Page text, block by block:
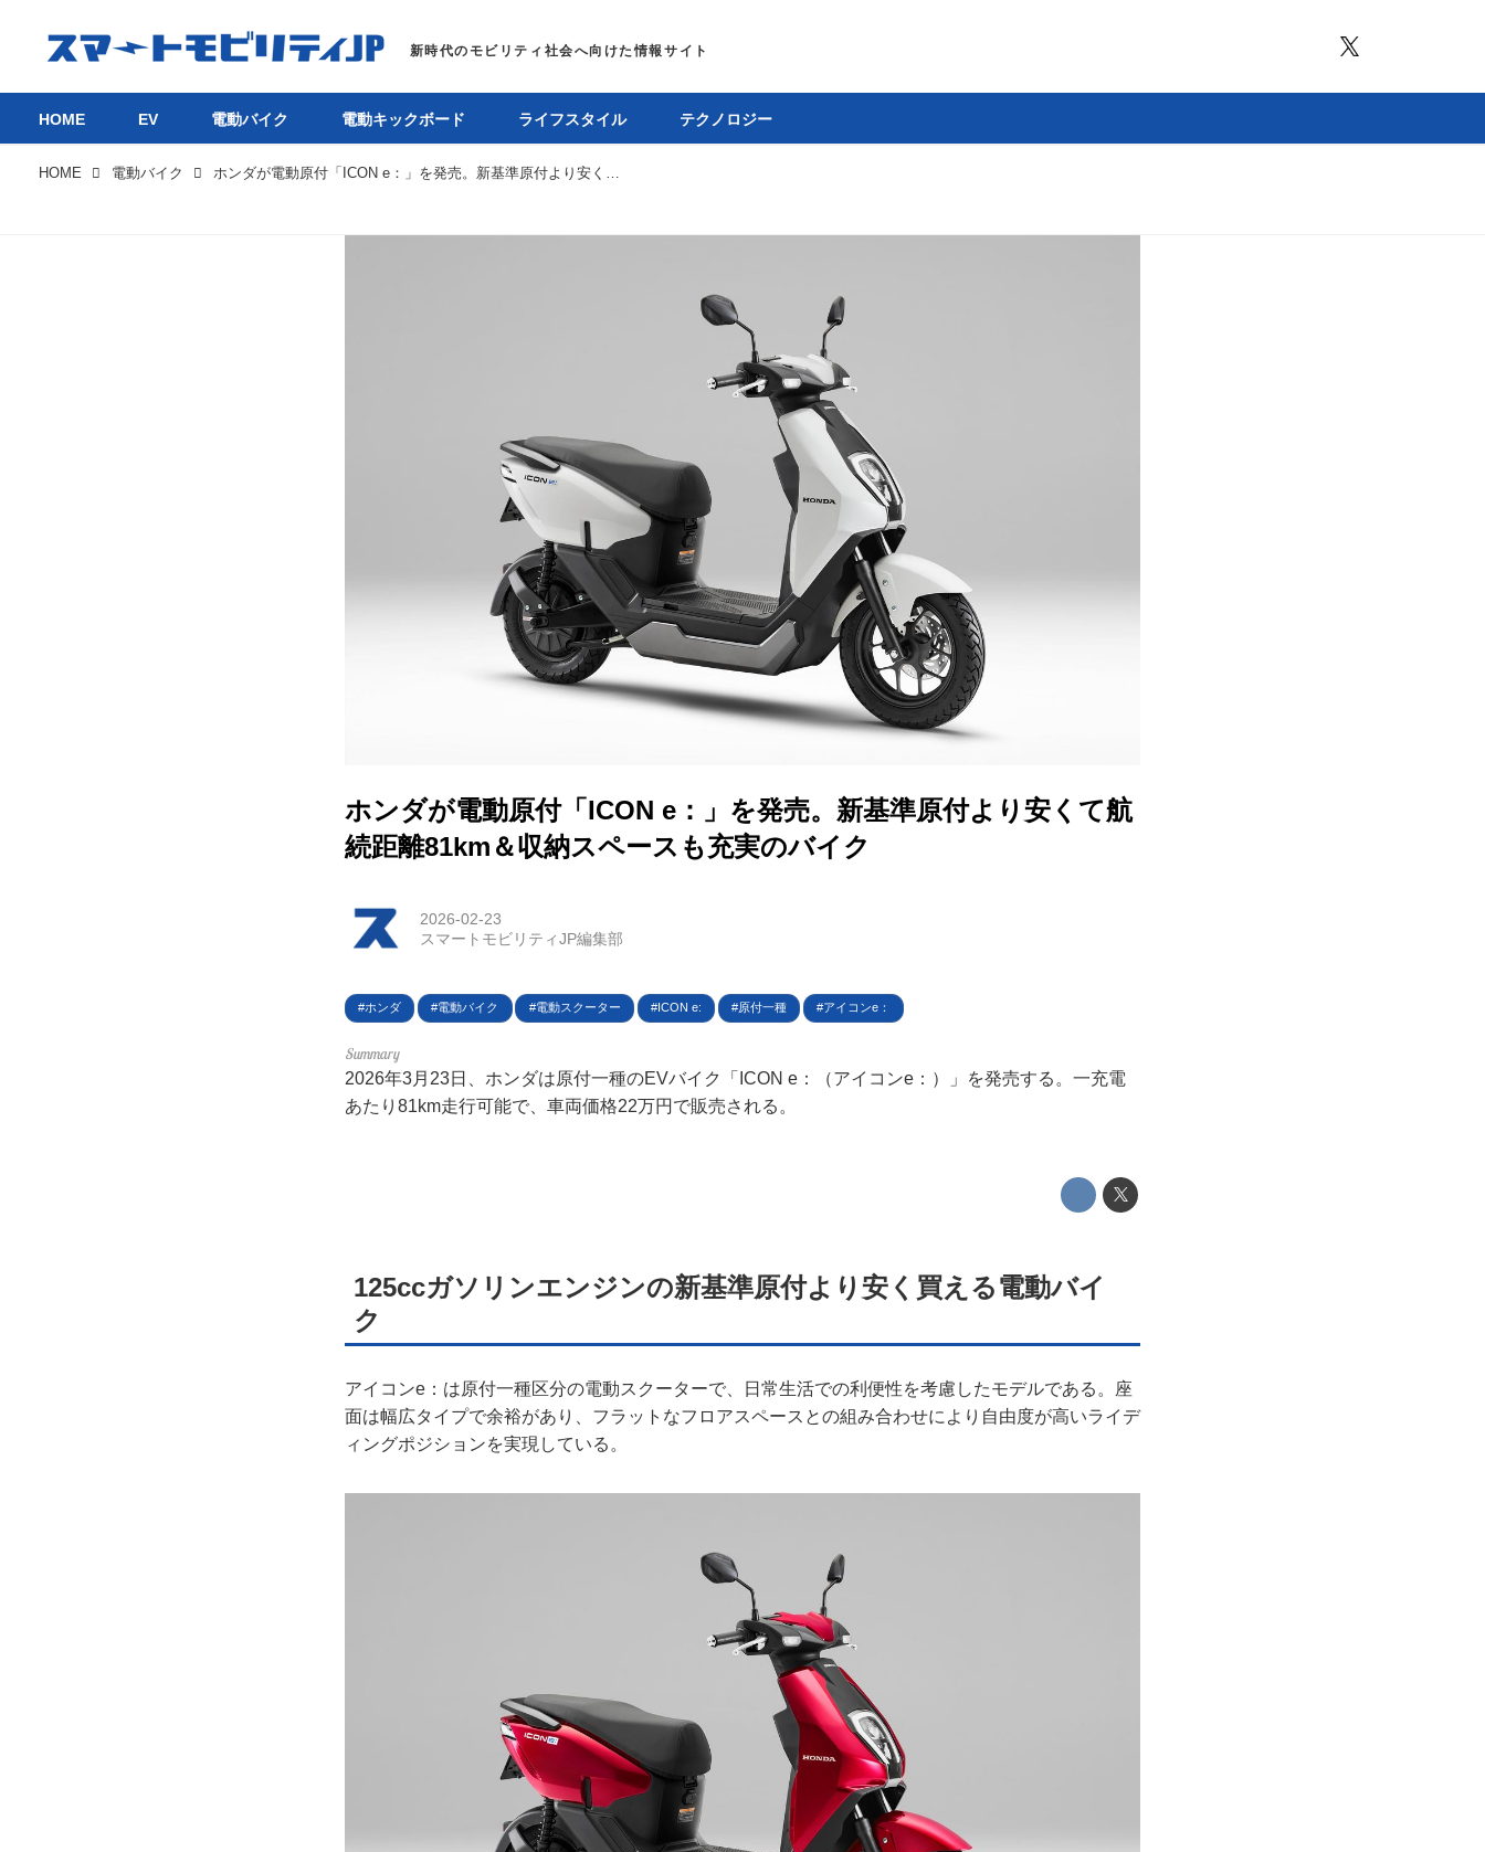
電動バイク
テクノロジー
運営会社
利用規約
ライター名簿
HOME EV 電動バイク 電動キックボード ライフスタイル テクノロジー
HOME 電動バイク ホンダが電動原付「ICON e：」を発売。新基準原付より安くて航続距離81km＆収納スペースも充実のバイク
ホンダが電動原付「ICON e：」を発売。新基準原付より安くて航
続距離81km＆収納スペースも充実のバイク
2026-02-23
スマートモビリティJP編集部
ホンダ 電動バイク 電動スクーター ICON e: 原付一種 アイコンe：
2026年3月23日、ホンダは原付一種のEVバイク「ICON e：（アイコンe：）」を発売する。一充電
あたり81km走行可能で、車両価格22万円で販売される。
125ccガソリンエンジンの新基準原付より安く買える電動バイ
ク
アイコンe：は原付一種区分の電動スクーターで、日常生活での利便性を考慮したモデルである。座
面は幅広タイプで余裕があり、フラットなフロアスペースとの組み合わせにより自由度が高いライデ
ィングポジションを実現している。